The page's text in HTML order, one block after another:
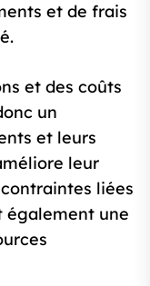
et de frais
et des coûts
un
et leurs
leur
liées
également une